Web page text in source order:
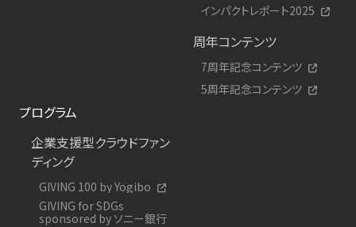
インパクトレポート2025
周年コンテンツ
7周年記念コンテンツ
5周年記念コンテンツ
プログラム
企業支援型クラウドファン
ディング
GIVING 100 by Yogibo
GIVING for SDGs
sponsored by ソニー銀行